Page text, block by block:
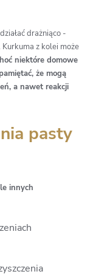
drażniąco -
z kolei może
niektóre domowe
że mogą
a nawet reakcji
pasty
innych